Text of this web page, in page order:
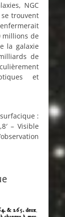
NGC
trouvent
millions de
la galaxie
de
et
:
– Visible